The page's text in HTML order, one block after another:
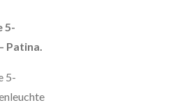
5-
Patina.
5-